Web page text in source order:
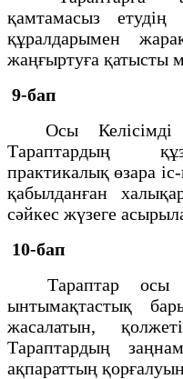
қамтамасыз етудің
құралдарымен
жаңғыртуға қатысты
9-бап
Осы Келісімді
Тараптардың
практикалық өзара
қабылданған
сәйкес жүзеге
10-бап
Тараптар осы
ынтымақтастық
жасалатын,
Тараптардың
ақпараттың